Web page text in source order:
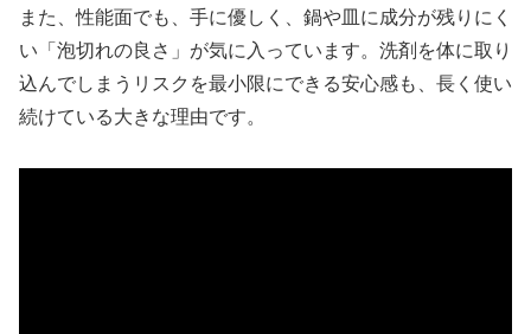
また、性能面でも、手に優しく、鍋や皿に成分が残りにく
い「泡切れの良さ」が気に入っています。洗剤を体に取り
込んでしまうリスクを最小限にできる安心感も、長く使い
続けている大きな理由です。